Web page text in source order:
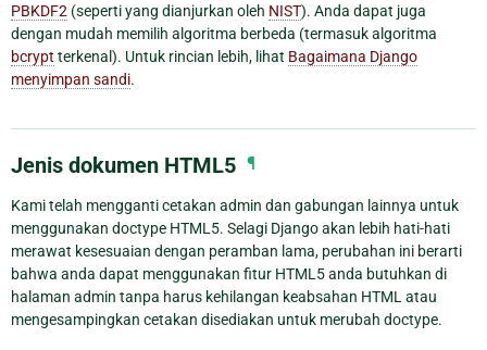
PBKDF2 (seperti yang dianjurkan oleh NIST). Anda dapat juga
dengan mudah memilih algoritma berbeda (termasuk algoritma
bcrypt terkenal). Untuk rincian lebih, lihat Bagaimana Django
menyimpan sandi.
Jenis dokumen HTML5 ¶
Kami telah mengganti cetakan admin dan gabungan lainnya untuk
menggunakan doctype HTML5. Selagi Django akan lebih hati-hati
merawat kesesuaian dengan peramban lama, perubahan ini berarti
bahwa anda dapat menggunakan fitur HTML5 anda butuhkan di
halaman admin tanpa harus kehilangan keabsahan HTML atau
mengesampingkan cetakan disediakan untuk merubah doctype.